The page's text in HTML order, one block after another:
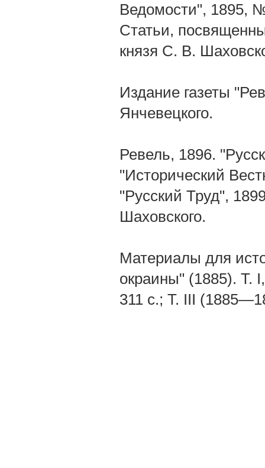
Ведомости", 1895,
Статьи,
князя С. В.
Издание газеты
Янчевецкого.
Ревель, 1896.
"Исторический
"Русский Труд",
Шаховского.
Материалы для
окраины" (1885). Т.
311 с.; Т. III